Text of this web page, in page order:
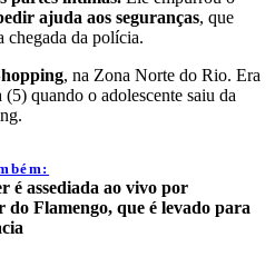
ajuda aos seguranças, que
chegada da polícia.
, na Zona Norte do Rio. Era
(5) quando o adolescente saiu da
é assediada ao vivo por
do Flamengo, que é levado para